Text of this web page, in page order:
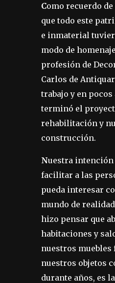
Como recuerdo
que todo este
e inmaterial
modo de
profesión de
Carlos de
trabajo y en pocos
terminó el
rehabilitación y
construcción.
Nuestra
facilitar a las
pueda interesar
mundo de
hizo pensar que
habitaciones y
nuestros
nuestros objetos
durante años, es